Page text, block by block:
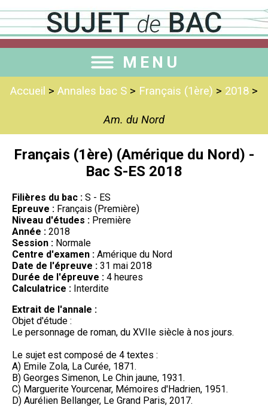
MENU
Accueil > Annales bac S > Français (1ère) > 2018 >
Am. du Nord
Français (1ère) (Amérique du Nord) -
Bac S-ES 2018
Filières du bac : S - ES
Epreuve : Français (Première)
Niveau d'études : Première
Année : 2018
Session : Normale
Centre d'examen : Amérique du Nord
Date de l'épreuve : 31 mai 2018
Durée de l'épreuve : 4 heures
Calculatrice : Interdite
Extrait de l'annale :
Objet d'étude :
Le personnage de roman, du XVIIe siècle à nos jours.
Le sujet est composé de 4 textes :
A) Emile Zola, La Curée, 1871.
B) Georges Simenon, Le Chin jaune, 1931.
C) Marguerite Yourcenar, Mémoires d'Hadrien, 1951.
D) Aurélien Bellanger, Le Grand Paris, 2017.